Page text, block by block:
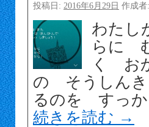
投稿日: 2016年6月29日 作成者:
わた
らに
く お
の そうしん
るのを すっ
続きを読む →